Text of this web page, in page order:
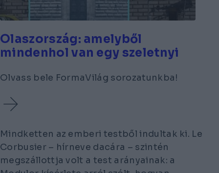
Olaszország: amelyből
mindenhol van egy szeletnyi
Olvass bele FormaVilág sorozatunkba!
Mindketten az emberi testből indultak ki. Le
Corbusier – hírneve dacára – szintén
megszállottja volt a test arányainak: a